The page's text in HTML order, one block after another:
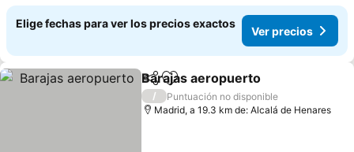
Elige fechas para ver los precios exactos
Ver precios
CompartirAgregar a favoritos
Barajas aeropuerto
/
Puntuación no disponible
Madrid, a 19.3 km de: Alcalá de Henares